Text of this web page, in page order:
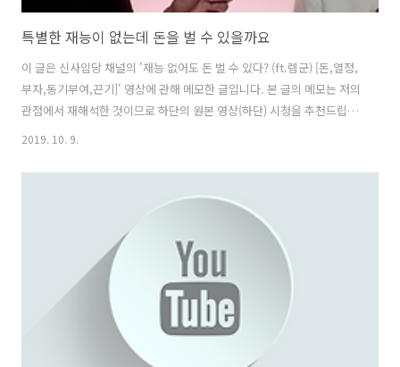
특별한 재능이 없는데 돈을 벌 수 있을까요
이 글은 신사임당 채널의 '재능 없어도 돈 벌 수 있다? (ft.렘군) [돈,열정,
부자,동기부여,끈기]' 영상에 관해 메모한 글입니다. 본 글의 메모는 저의
관점에서 재해석한 것이므로 하단의 원본 영상(하단) 시청을 추천드립니
생각해볼 만한 큰 화두를 여럿 던지는 영상입니다. 미국의 스타트업 엑셀
러레이터 와이컴비네이터의 폴 그레이엄의 글 Do things that don't
scale과 일맥상통하는 면도 많아 인상 깊게 보았습니다. 뭔가 해야지 하
고 결심만 하거나 망설이고 있는 분이라면 도움이 될 것입니다. __ 무엇
을 할 것인가 과거가 아닌 현재의 나에게 좀 ..
2019. 10. 9.